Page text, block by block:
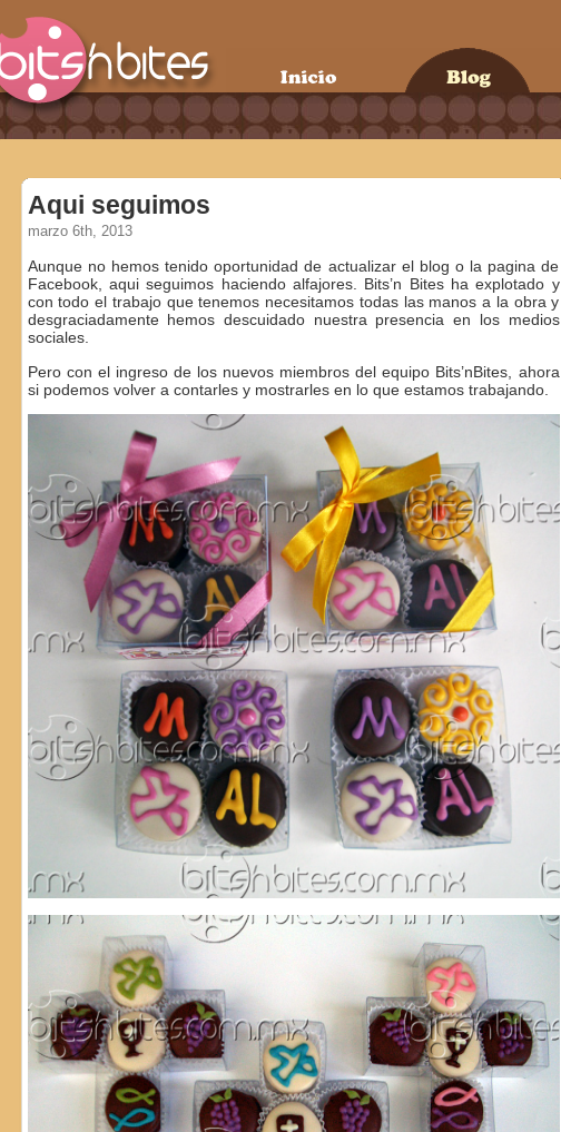
Aqui seguimos
marzo 6th, 2013
Aunque no hemos tenido oportunidad de actualizar el blog o la pagina de
Facebook, aqui seguimos haciendo alfajores. Bits’n Bites ha explotado y
con todo el trabajo que tenemos necesitamos todas las manos a la obra y
desgraciadamente hemos descuidado nuestra presencia en los medios
sociales.
Pero con el ingreso de los nuevos miembros del equipo Bits’nBites, ahora
si podemos volver a contarles y mostrarles en lo que estamos trabajando.